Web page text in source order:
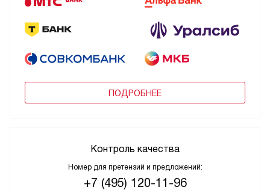
ПОДРОБНЕЕ
Контроль качества
Номер для претензий и предложений:
+7 (495) 120-11-96